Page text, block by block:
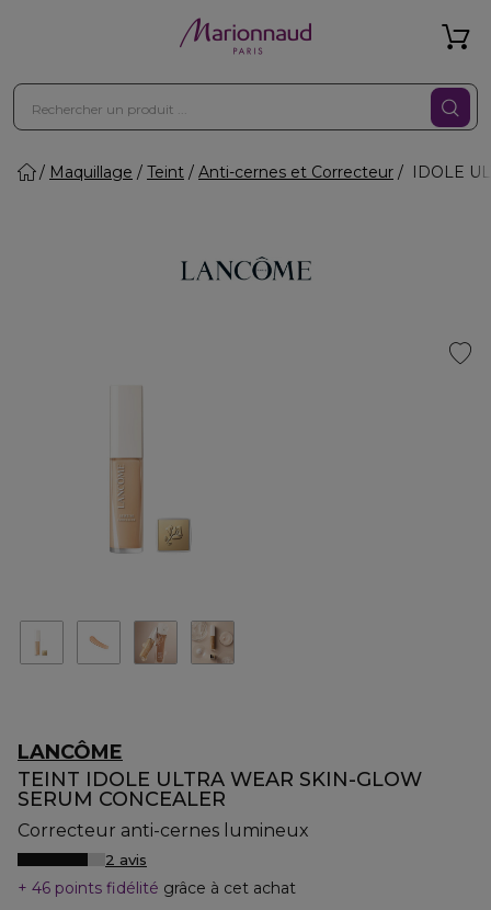
Maquillage Teint Anti-cernes et Correcteur IDOLE
LANCÔME
TEINT IDOLE ULTRA WEAR SKIN-GLOW
SERUM CONCEALER
Correcteur anti-cernes lumineux
2 avis
46 points fidélité grâce à cet achat